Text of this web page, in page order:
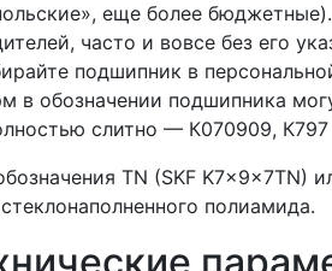
еще более
часто и вовсе без его
подшипник в
в обозначении подшипника
слитно — К070909, К797
TN (SKF K7x9x7TN)
полиамида.